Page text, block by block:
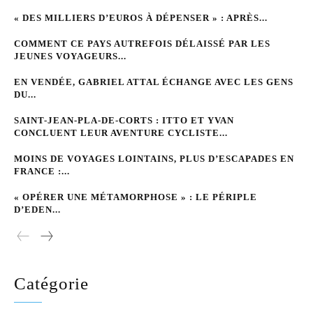
« DES MILLIERS D’EUROS À DÉPENSER » : APRÈS...
COMMENT CE PAYS AUTREFOIS DÉLAISSÉ PAR LES
JEUNES VOYAGEURS...
EN VENDÉE, GABRIEL ATTAL ÉCHANGE AVEC LES GENS
DU...
SAINT-JEAN-PLA-DE-CORTS : ITTO ET YVAN
CONCLUENT LEUR AVENTURE CYCLISTE...
MOINS DE VOYAGES LOINTAINS, PLUS D’ESCAPADES EN
FRANCE :...
« OPÉRER UNE MÉTAMORPHOSE » : LE PÉRIPLE
D’EDEN...
Catégorie